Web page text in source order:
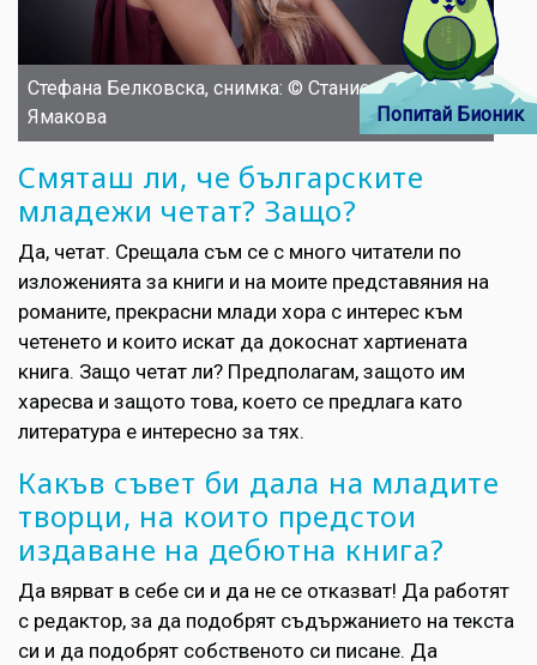
Стефана Белковска, снимка: © Станислава
Ямакова
Смяташ ли, че българските
младежи четат? Защо?
Да, четат. Срещала съм се с много читатели по
изложенията за книги и на моите представяния на
романите, прекрасни млади хора с интерес към
четенето и които искат да докоснат хартиената
книга. Защо четат ли? Предполагам, защото им
харесва и защото това, което се предлага като
литература е интересно за тях.
Какъв съвет би дала на младите
творци, на които предстои
издаване на дебютна книга?
Да вярват в себе си и да не се отказват! Да работят
с редактор, за да подобрят съдържанието на текста
си и да подобрят собственото си писане. Да
Попитай Бионик